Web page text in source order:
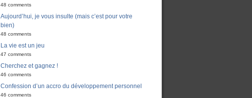
48 comments
Aujourd’hui, je vous insulte (mais c’est pour votre
bien)
48 comments
La vie est un jeu
47 comments
Cherchez et gagnez !
46 comments
Confession d’un accro du développement personnel
46 comments